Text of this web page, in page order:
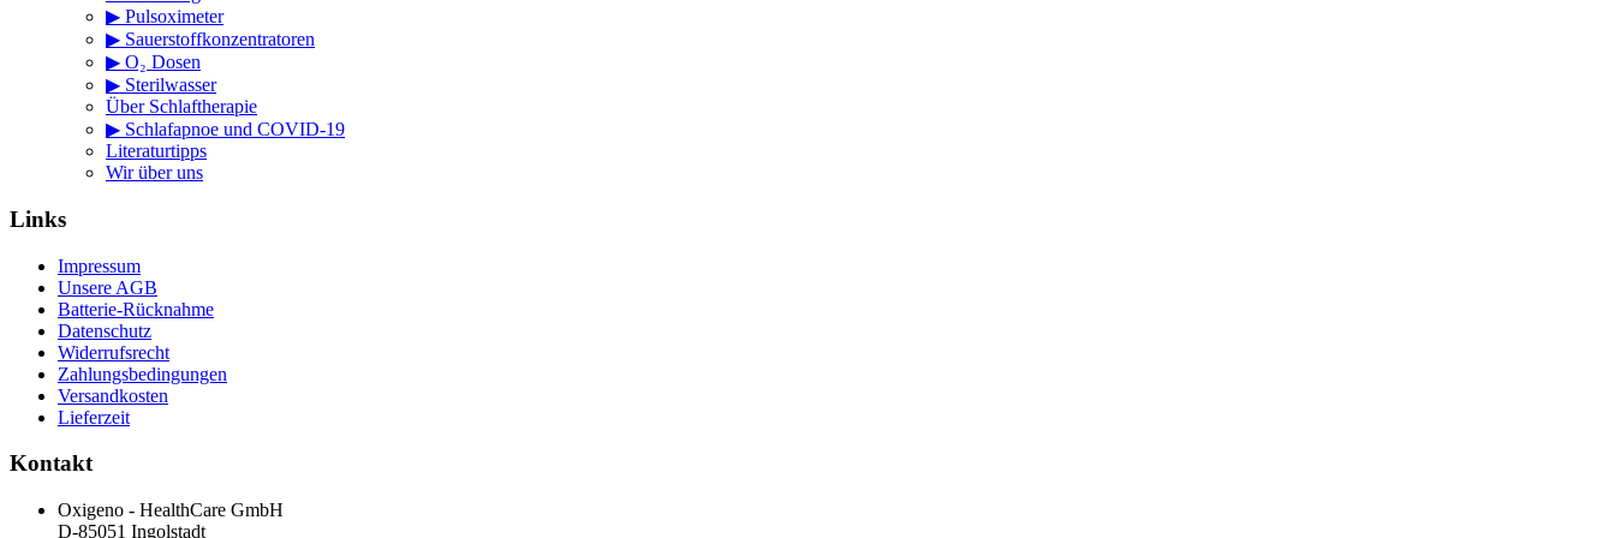
▶ Pulsoximeter
▶ Sauerstoffkonzentratoren
▶ O₂ Dosen
▶ Sterilwasser
Über Schlaftherapie
▶ Schlafapnoe und COVID-19
Literaturtipps
Wir über uns
Links
Impressum
Unsere AGB
Batterie-Rücknahme
Datenschutz
Widerrufsrecht
Zahlungsbedingungen
Versandkosten
Lieferzeit
Kontakt
Oxigeno - HealthCare GmbH
D-85051 Ingolstadt